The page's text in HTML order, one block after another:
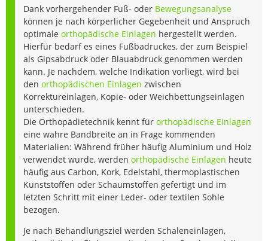
Dank vorhergehender Fuß- oder Bewegungsanalyse
können je nach körperlicher Gegebenheit und Anspruch
optimale orthopädische Einlagen hergestellt werden.
Hierfür bedarf es eines Fußbadruckes, der zum Beispiel
als Gipsabdruck oder Blauabdruck genommen werden
kann. Je nachdem, welche Indikation vorliegt, wird bei
den orthopädischen Einlagen zwischen
Korrektureinlagen, Kopie- oder Weichbettungseinlagen
unterschieden.
Die Orthopädietechnik kennt für orthopädische Einlagen
eine wahre Bandbreite an in Frage kommenden
Materialien: Während früher häufig Aluminium und Holz
verwendet wurde, werden orthopädische Einlagen heute
häufig aus Carbon, Kork, Edelstahl, thermoplastischen
Kunststoffen oder Schaumstoffen gefertigt und im
letzten Schritt mit einer Leder- oder textilen Sohle
bezogen.
Je nach Behandlungsziel werden Schaleneinlagen,